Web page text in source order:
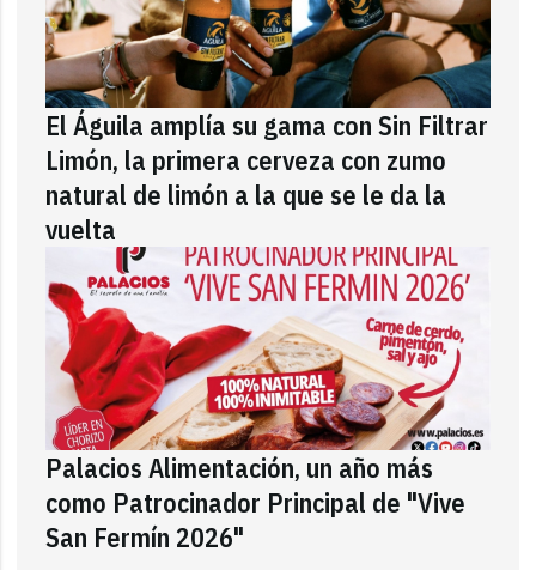
El Águila amplía su gama con Sin Filtrar
Limón, la primera cerveza con zumo
natural de limón a la que se le da la
vuelta
Palacios Alimentación, un año más
como Patrocinador Principal de "Vive
San Fermín 2026"